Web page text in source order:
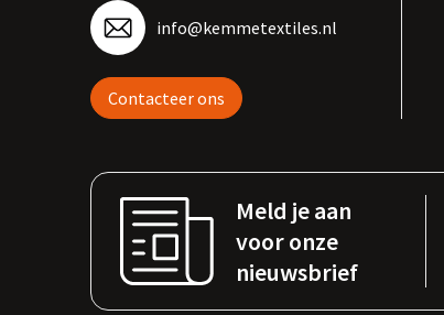
info@kemmetextiles.nl
Contacteer ons
Meld je aan
voor onze
nieuwsbrief